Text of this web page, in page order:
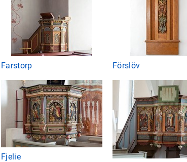
Farstorp Förslöv
Fjelie